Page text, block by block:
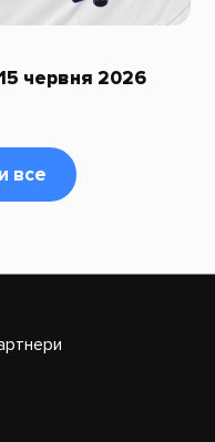
червня 2026
все